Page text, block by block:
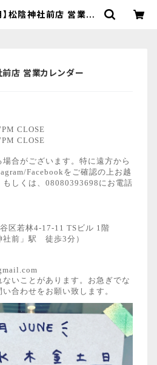
松陰神社前店 営業カ
前店 営業カレンダー
CLOSE
CLOSE
合がございます。特に遠方から
Facebookをご確認の上お越
もしくは、08080393698にお電話
区若林4-17-11 TSビル 1階
社前」駅 徒歩3分）
いことがあります。お急ぎでな
合わせをお願い致します。